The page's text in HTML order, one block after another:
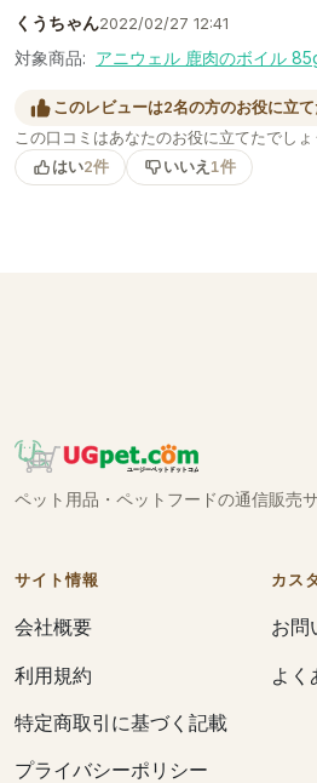
くうちゃん2022/02/27 12:41
対象商品: アニウェル 鹿肉のボイル
このレビューは2名の方のお役に立
この口コミはあなたのお役に立てたでしょ
はい2件 いいえ 1件
ペット用品・ペットフードの通信販売
サイト情報
会社概要
利用規約
特定商取引に基づく記載
プライバシーポリシー
カス
お問
よく